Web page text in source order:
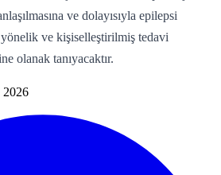
ve dolayısıyla epilepsi
yönelik ve kişiselleştirilmiş tedavi
olanak tanıyacaktır.
2026